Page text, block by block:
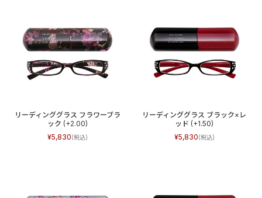
リーディンググラス フラワーブラ
ック (+2.00)
5,830
リーディンググラス ブラック×レ
ッド (+1.50)
5,830